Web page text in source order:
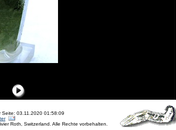
Seite: 03.11.2020 01:58:09
Roth, Switzerland. Alle Rechte vorbehalten.